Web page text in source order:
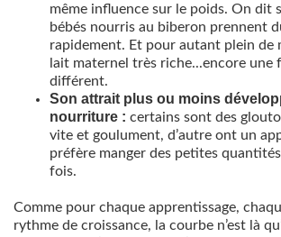
même influence sur le poids. On dit
bébés nourris au biberon prennent
rapidement. Et pour autant plein de
lait maternel très riche...encore une
différent.
Son attrait plus ou moins
nourriture : certains sont des
vite et goulument, d’autre ont un
préfère manger des petites
fois.
Comme pour chaque apprentissage,
rythme de croissance, la courbe n’est là